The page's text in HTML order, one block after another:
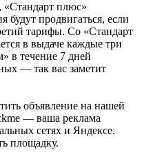
«Стандарт плюс»
продвигаться, если
тарифы. Со «Стандарт
в выдаче каждые три
в течение 7 дней
— так вас заметит
объявление на нашей
— ваша реклама
сетях и Яндексе.
площадку.